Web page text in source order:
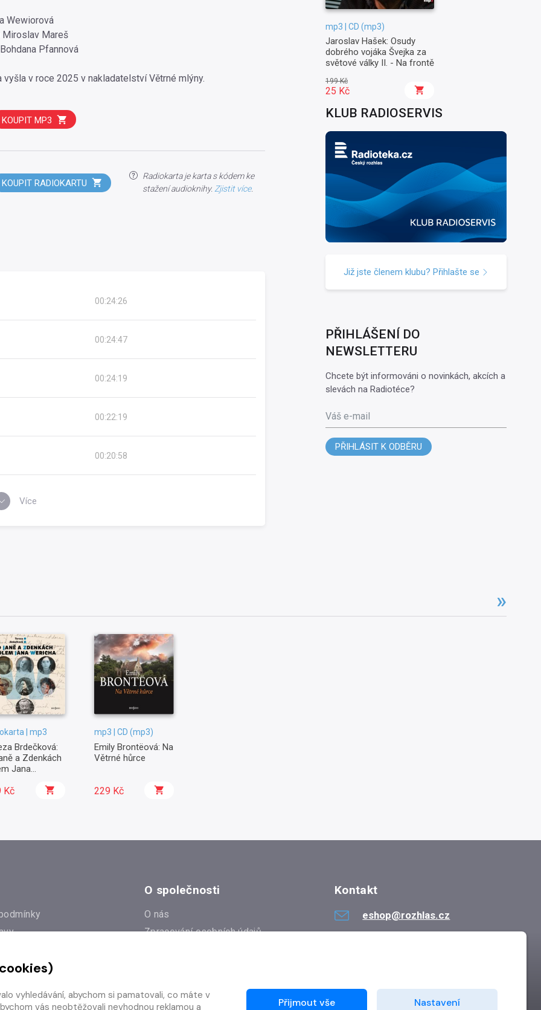
Wewiorová
Mareš
Pfannová
vyšla v roce 2025 v nakladatelství Větrné mlýny.
KOUPIT MP3
KOUPIT RADIOKARTU
Radiokarta je karta s kódem ke
stažení audioknihy. Zjistit více.
00:24:26
00:24:47
00:24:19
00:22:19
00:20:58
Více
mp3 | CD (mp3)
Jaroslav Hašek: Osudy
dobrého vojáka Švejka za
světové války II. - Na frontě
199 Kč
25 Kč
KLUB RADIOSERVIS
Již jste členem klubu? Přihlašte se
PŘIHLÁŠENÍ DO
NEWSLETTERU
Chcete být informováni o novinkách, akcích a
slevách na Radiotéce?
Váš e-mail
PŘIHLÁSIT K ODBĚRU
| mp3
Brdečková:
a Zdenkách
Jana
Kč
mp3 | CD (mp3)
Emily Brontëová: Na
Větrné hůrce
229 Kč
od smlouvy
O společnosti
O nás
Zpracování osobních údajů
Kontakt
eshop@rozhlas.cz
vyhledávání, abychom si pamatovali, co máte v
vás neobtěžovali nevhodnou reklamou a
Přijmout vše Nastavení